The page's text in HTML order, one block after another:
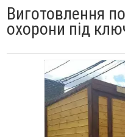
Виготовлення
охорони під